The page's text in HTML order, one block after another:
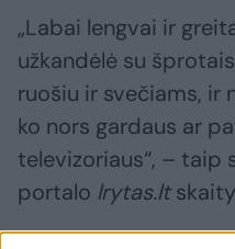
„Labai lengvai ir
užkandėlė su
ruošiu ir svečiams, ir
ko nors gardaus ar
televizoriaus“, –
portalo lrytas.lt